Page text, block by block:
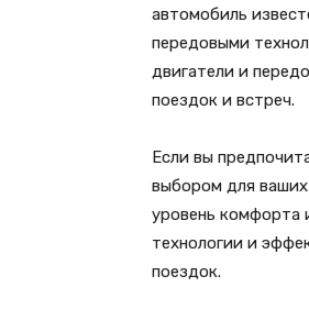
автомобиль
передовыми
двигатели и
поездок и встреч.
Если вы
выбором для
уровень комфорта
технологии и
поездок.